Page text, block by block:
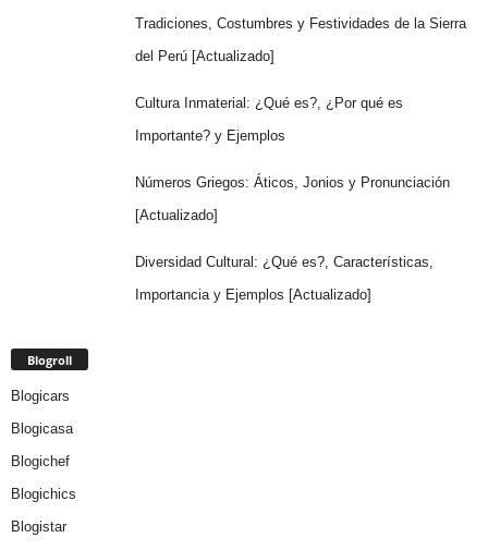
Tradiciones, Costumbres y Festividades de la Sierra
del Perú [Actualizado]
Cultura Inmaterial: ¿Qué es?, ¿Por qué es
Importante? y Ejemplos
Números Griegos: Áticos, Jonios y Pronunciación
[Actualizado]
Diversidad Cultural: ¿Qué es?, Características,
Importancia y Ejemplos [Actualizado]
Blogroll
Blogicars
Blogicasa
Blogichef
Blogichics
Blogistar